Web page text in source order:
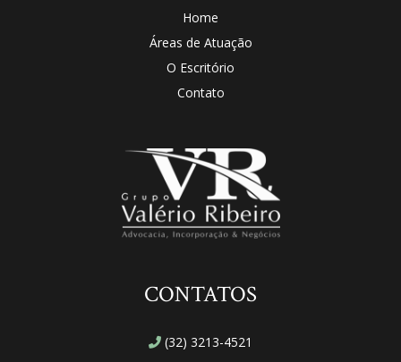
Home
Áreas de Atuação
O Escritório
Contato
CONTATOS
(32) 3213-4521